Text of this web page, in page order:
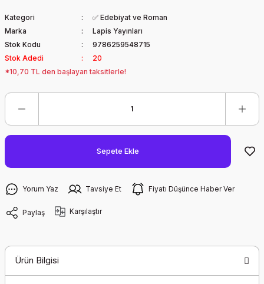
Kategori
✅ Edebiyat ve Roman
Marka
Lapis Yayınları
Stok Kodu
9786259548715
Stok Adedi
20
*10,70 TL den başlayan taksitlerle!
Sepete Ekle
Yorum Yaz Tavsiye Et Fiyatı Düşünce Haber Ver
Paylaş Karşılaştır
Ürün Bilgisi